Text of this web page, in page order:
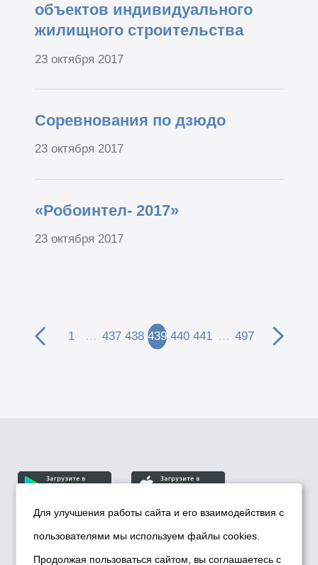
объектов индивидуального
жилищного строительства
23 октября 2017
Соревнования по дзюдо
23 октября 2017
«Робоинтел- 2017»
23 октября 2017
1 … 437 438 439 440 441 … 497
© Департамент информационной политики мэрии
города Новосибирска, 2026
Для улучшения работы сайта и его взаимодействия с
пользователями мы используем файлы cookies.
Продолжая пользоваться сайтом, вы соглашаетесь с